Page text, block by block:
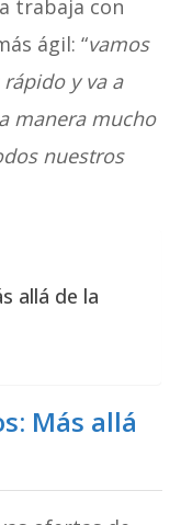
trabaja con
ágil: “vamos
y va a
manera mucho
nuestros
allá de la
Más allá